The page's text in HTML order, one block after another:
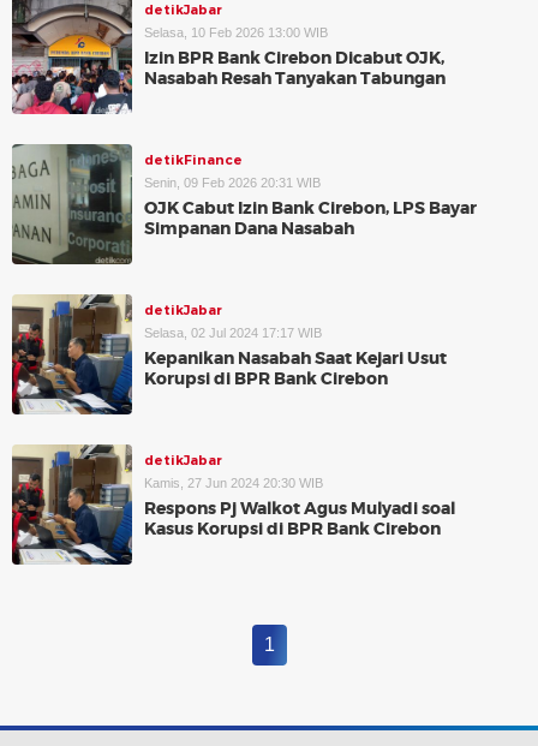
detikJabar
Selasa, 10 Feb 2026 13:00 WIB
Izin BPR Bank Cirebon Dicabut OJK,
Nasabah Resah Tanyakan Tabungan
detikFinance
Senin, 09 Feb 2026 20:31 WIB
OJK Cabut Izin Bank Cirebon, LPS Bayar
Simpanan Dana Nasabah
detikJabar
Selasa, 02 Jul 2024 17:17 WIB
Kepanikan Nasabah Saat Kejari Usut
Korupsi di BPR Bank Cirebon
detikJabar
Kamis, 27 Jun 2024 20:30 WIB
Respons Pj Walkot Agus Mulyadi soal
Kasus Korupsi di BPR Bank Cirebon
1